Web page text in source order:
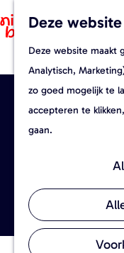
Deze
Deze website maakt
Analytisch,
zo goed mogelijk te
accepteren te
gaan.
Accepteer
Stel